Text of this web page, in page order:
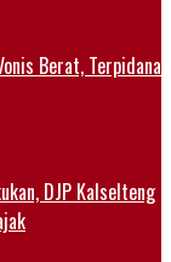
Berat, Terpidana
DJP Kalselteng